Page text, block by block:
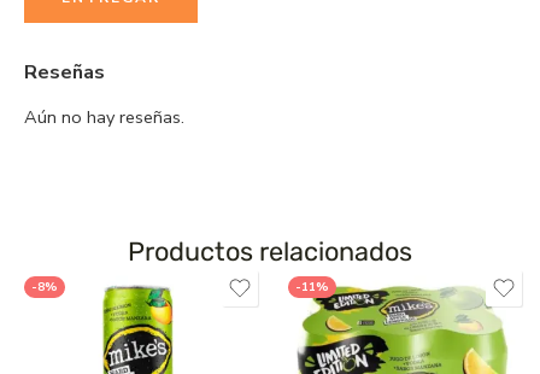
Reseñas
Aún no hay reseñas.
Productos relacionados
-8% -11%